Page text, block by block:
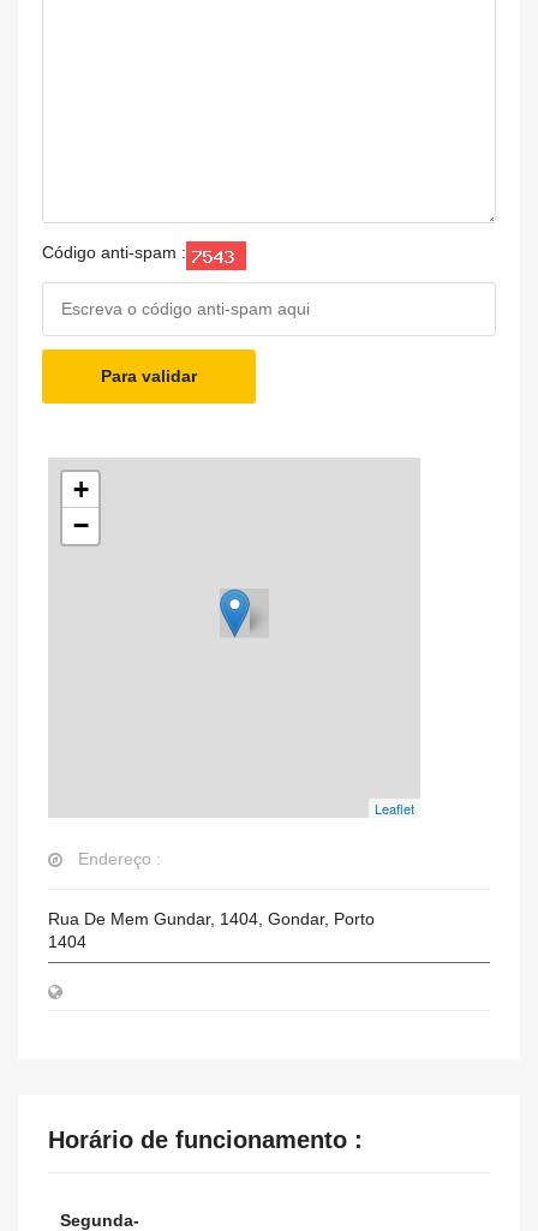
Código anti-spam :
Para validar
+
−
Leaflet
Endereço :
Rua De Mem Gundar, 1404, Gondar, Porto
1404
Horário de funcionamento :
Segunda-